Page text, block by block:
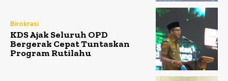
Birokrasi
KDS Ajak Seluruh OPD
Bergerak Cepat Tuntaskan
Program Rutilahu